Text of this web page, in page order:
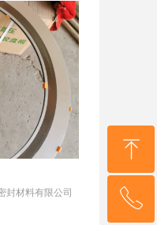
材料有限公司13931780844，D
ꁸ
回到顶部
ꂅ